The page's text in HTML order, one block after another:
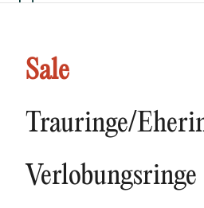
Sale
Trauringe/
NEUHEITEN
Verlobungsringe
Diamantringen